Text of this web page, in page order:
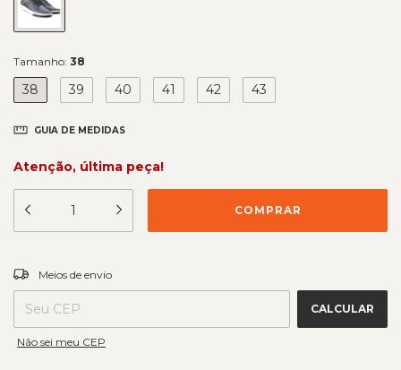
Tamanho: 38
38 39 40 41 42 43
GUIA DE MEDIDAS
Atenção, última peça!
Entregas para o CEP:
Meios de envio
CALCULAR
Não sei meu CEP